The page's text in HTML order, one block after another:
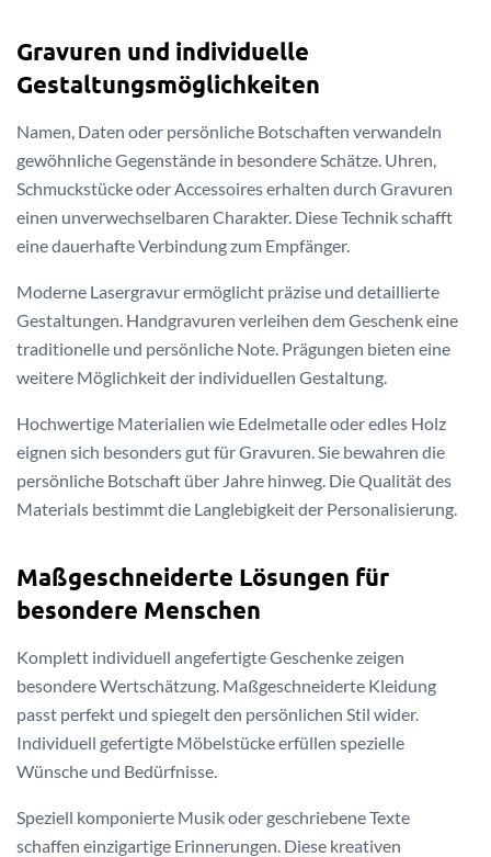
Gravuren und individuelle
Gestaltungsmöglichkeiten
Namen, Daten oder persönliche Botschaften verwandeln
gewöhnliche Gegenstände in besondere Schätze. Uhren,
Schmuckstücke oder Accessoires erhalten durch Gravuren
einen unverwechselbaren Charakter. Diese Technik schafft
eine dauerhafte Verbindung zum Empfänger.
Moderne Lasergravur ermöglicht präzise und detaillierte
Gestaltungen. Handgravuren verleihen dem Geschenk eine
traditionelle und persönliche Note. Prägungen bieten eine
weitere Möglichkeit der individuellen Gestaltung.
Hochwertige Materialien wie Edelmetalle oder edles Holz
eignen sich besonders gut für Gravuren. Sie bewahren die
persönliche Botschaft über Jahre hinweg. Die Qualität des
Materials bestimmt die Langlebigkeit der Personalisierung.
Maßgeschneiderte Lösungen für
besondere Menschen
Komplett individuell angefertigte Geschenke zeigen
besondere Wertschätzung. Maßgeschneiderte Kleidung
passt perfekt und spiegelt den persönlichen Stil wider.
Individuell gefertigte Möbelstücke erfüllen spezielle
Wünsche und Bedürfnisse.
Speziell komponierte Musik oder geschriebene Texte
schaffen einzigartige Erinnerungen. Diese kreativen